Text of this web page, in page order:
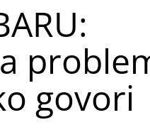
govori